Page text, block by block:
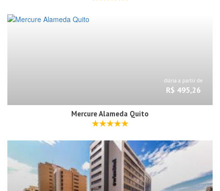
diária a partir de
R$ 495,26
Mercure Alameda Quito